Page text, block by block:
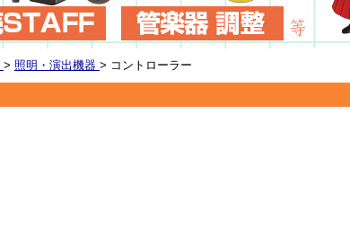
> 照明・演出機器 > コントローラー